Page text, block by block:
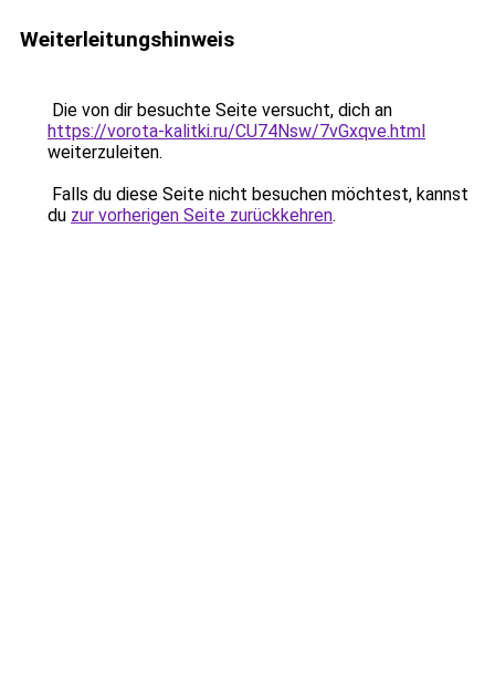
Weiterleitungshinweis
Die von dir besuchte Seite versucht, dich an
https://vorota-kalitki.ru/CU74Nsw/7vGxqve.html
weiterzuleiten.
Falls du diese Seite nicht besuchen möchtest, kannst
du zur vorherigen Seite zurückkehren.